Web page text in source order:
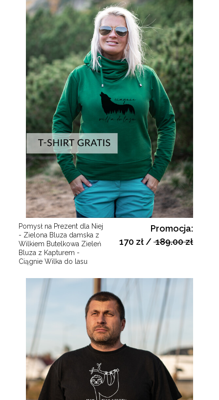
Pomysł na Prezent dla Niej
- Zielona Bluza damska z
Wilkiem Butelkowa Zieleń
Bluza z Kapturem -
Ciągnie Wilka do lasu
Promocja:
170 zł /189.00 zł